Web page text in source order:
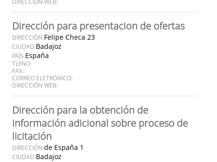
Dirección para presentacion de ofertas
DIRECCIÓN:Felipe Checa 23
CIUDAD:Badajoz
PAÍS:España
TLFNO:
FAX:
CORREO ELETRÓNICO:
DIRECCIÓN WEB:
Dirección para la obtención de
información adicional sobre proceso de
licitación
DIRECCIÓN:de España 1
CIUDAD:Badajoz